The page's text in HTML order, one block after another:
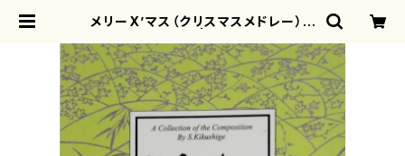
メリーX’マス（クリスマスメドレー）(/